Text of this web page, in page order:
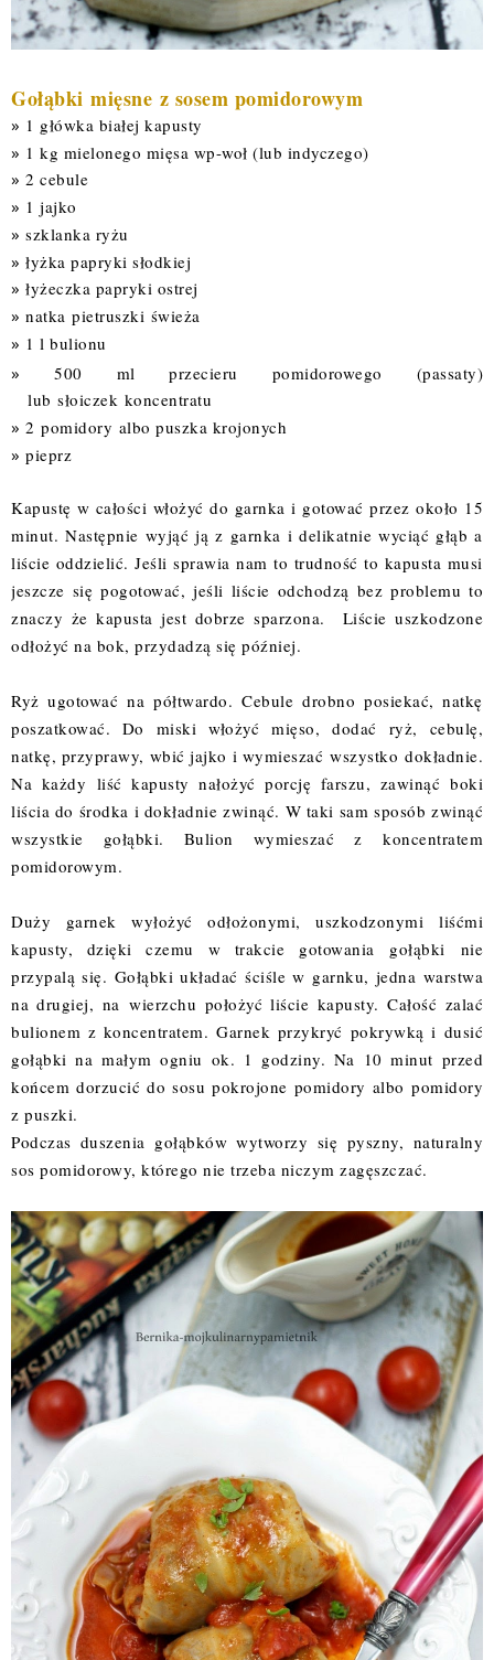
Gołąbki mięsne z sosem pomidorowym
1 główka białej kapusty
1 kg mielonego mięsa wp-woł (lub indyczego)
2 cebule
1 jajko
szklanka ryżu
łyżka papryki słodkiej
łyżeczka papryki ostrej
natka pietruszki świeża
1 l bulionu
500 ml przecieru pomidorowego (passaty)
lub słoiczek koncentratu
2 pomidory albo puszka krojonych
pieprz
Kapustę w całości włożyć do garnka i gotować przez około 15
minut. Następnie wyjąć ją z garnka i delikatnie wyciąć głąb a
liście oddzielić. Jeśli sprawia nam to trudność to kapusta musi
jeszcze się pogotować, jeśli liście odchodzą bez problemu to
znaczy że kapusta jest dobrze sparzona. Liście uszkodzone
odłożyć na bok, przydadzą się później.
Ryż ugotować na półtwardo. Cebule drobno posiekać, natkę
poszatkować. Do miski włożyć mięso, dodać ryż, cebulę,
natkę, przyprawy, wbić jajko i wymieszać wszystko dokładnie.
Na każdy liść kapusty nałożyć porcję farszu, zawinąć boki
liścia do środka i dokładnie zwinąć. W taki sam sposób zwinąć
wszystkie gołąbki. Bulion wymieszać z koncentratem
pomidorowym.
Duży garnek wyłożyć odłożonymi, uszkodzonymi liśćmi
kapusty, dzięki czemu w trakcie gotowania gołąbki nie
przypalą się. Gołąbki układać ściśle w garnku, jedna warstwa
na drugiej, na wierzchu położyć liście kapusty. Całość zalać
bulionem z koncentratem. Garnek przykryć pokrywką i dusić
gołąbki na małym ogniu ok. 1 godziny. Na 10 minut przed
końcem dorzucić do sosu pokrojone pomidory albo pomidory
z puszki.
Podczas duszenia gołąbków wytworzy się pyszny, naturalny
sos pomidorowy, którego nie trzeba niczym zagęszczać.